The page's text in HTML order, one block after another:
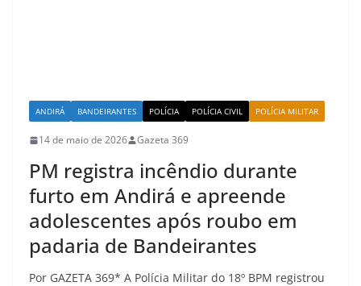
ANDIRÁ BANDEIRANTES POLÍCIA POLÍCIA CIVIL POLÍCIA MILITAR
14 de maio de 2026 Gazeta 369
PM registra incêndio durante
furto em Andirá e apreende
adolescentes após roubo em
padaria de Bandeirantes
Por GAZETA 369* A Polícia Militar do 18º BPM registrou